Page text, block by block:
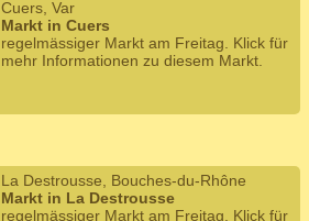
Cuers, Var
Markt in Cuers
regelmässiger Markt am Freitag. Klick für
mehr Informationen zu diesem Markt.
La Destrousse, Bouches-du-Rhône
Markt in La Destrousse
regelmässiger Markt am Freitag. Klick für